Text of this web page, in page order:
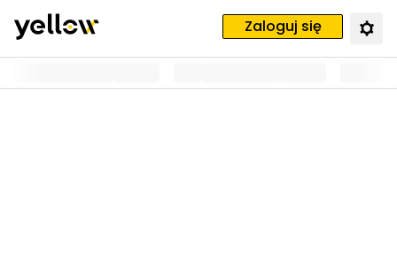
Zaloguj się